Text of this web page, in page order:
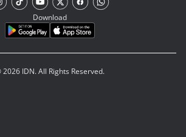
Download
IDN. All Rights Reserved.